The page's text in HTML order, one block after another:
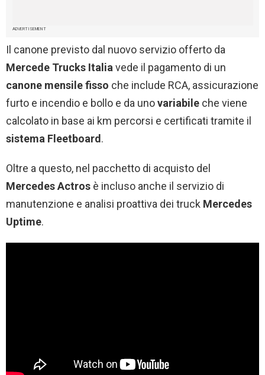
ADVERTISEMENT
Il canone previsto dal nuovo servizio offerto da
Mercede Trucks Italiavede il pagamento di un
canone mensile fisso che include RCA, assicurazione
furto e incendio e bollo e da unovariabile che viene
calcolato in base ai km percorsi e certificati tramite il
sistema Fleetboard.
Oltre a questo, nel pacchetto di acquisto del
Mercedes Actros è incluso anche il servizio di
manutenzione e analisi proattiva dei truck Mercedes
Uptime.